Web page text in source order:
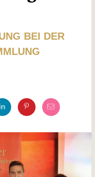
BEI DER